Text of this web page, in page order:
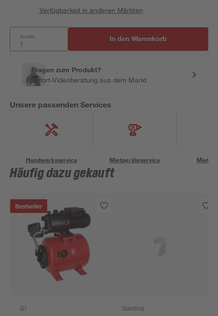
Verfügbarkeit in anderen Märkten
Anzahl: In den Warenkorb
Fragen zum Produkt?
Sofort-Videoberatung aus dem Markt
Unsere passenden Services
Handwerksservice Mietgeräteservice
Häufig dazu gekauft
Bestseller
B1 Gardinia